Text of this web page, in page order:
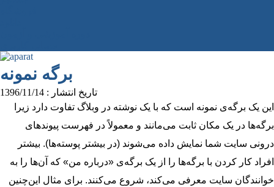
برگه نمونه
تاریخ انتشار : 1396/11/14
این یک برگه‌ی نمونه است که با یک نوشته در وبلاگ تفاوت دارد زیرا
برگه‌ها در یک مکان ثابت می‌مانند و معمولاً در فهرست پیوندهای
درونی سایت شما نمایش داده می‌شوند (در بیشتر پوسته‌ها). بیشتر
افراد کار کردن با برگه‌ها را از یک برگه‌ی «درباره من» که آن‌ها را به
خوانندگان سایت معرفی می‌کند، شروع می‌کنند. برای مثال این‌چنین